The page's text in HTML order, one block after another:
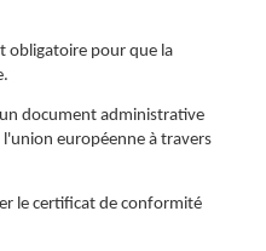
obligatoire pour que la
document administrative
l'union européenne à travers
le certificat de conformité